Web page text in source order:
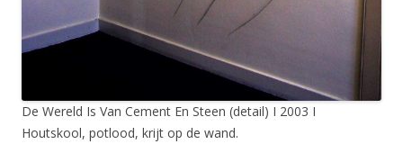
De Wereld Is Van Cement En Steen (detail) I 2003 I
Houtskool, potlood, krijt op de wand.